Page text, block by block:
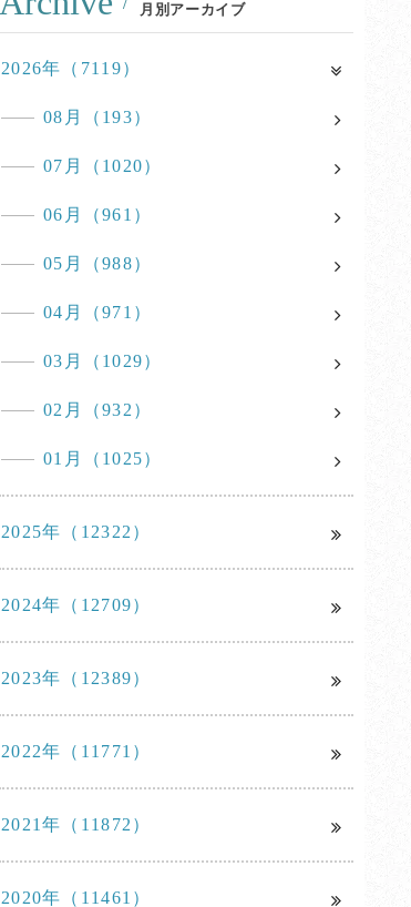
月別アーカイブ
2026年（7119）
08月（193）
07月（1020）
06月（961）
05月（988）
04月（971）
03月（1029）
02月（932）
01月（1025）
2025年（12322）
2024年（12709）
2023年（12389）
2022年（11771）
2021年（11872）
2020年（11461）